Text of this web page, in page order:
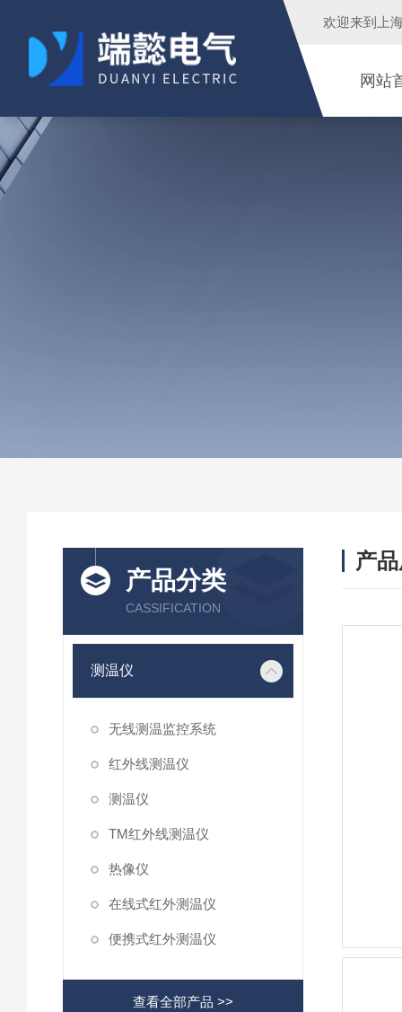
欢迎来到 上
网站
产品分类
CASSIFICATION
测温仪
无线测温监控系统
红外线测温仪
测温仪
TM红外线测温仪
热像仪
在线式红外测温仪
便携式红外测温仪
查看全部产品 >>
产